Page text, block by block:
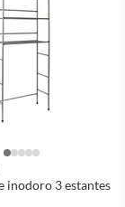
inodoro 3 estantes